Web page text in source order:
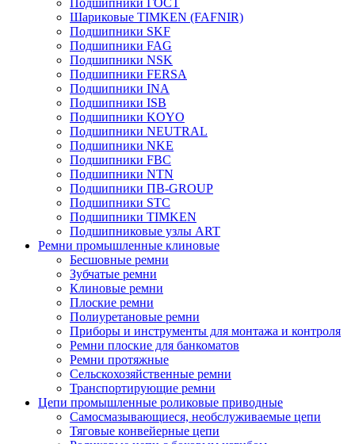
Подшипники ГОСТ
Шариковые ТІMKEN (FAFNIR)
Подшипники SKF
Подшипники FAG
Подшипники NSK
Подшипники FERSA
Подшипники INA
Подшипники ISB
Подшипники KOYO
Подшипники NEUTRAL
Подшипники NKE
Подшипники FBC
Подшипники NTN
Подшипники ПВ-GROUP
Подшипники STC
Подшипники TIMKEN
Подшипниковые узлы ART
Ремни промышленные клиновые
Бесшовные ремни
Зубчатые ремни
Клиновые ремни
Плоские ремни
Полиуретановые ремни
Приборы и инструменты для монтажа и контроля
Ремни плоские для банкоматов
Ремни протяжные
Сельскохозяйственные ремни
Транспортирующие ремни
Цепи промышленные роликовые приводные
Самосмазывающиеся, необслуживаемые цепи
Тяговые конвейерные цепи